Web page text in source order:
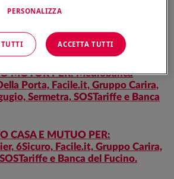
MOTOR PER: Mediobanca
Porta, Facile.it, Gruppo Carira,
Sermetra, SOSTariffe e Banca
CASA E MUTUO PER:
6Sicuro, Facile.it, Gruppo Carira,
e Banca del Fucino.
PERSONALIZZA
ACCETTA TUTTI